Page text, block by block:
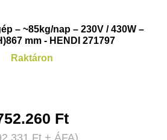
– ~85kg/nap – 230V / 430W –
mm - HENDI 271797
Raktáron
Ft